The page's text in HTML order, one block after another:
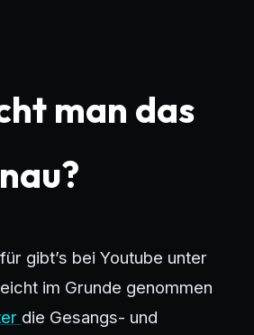
man das
gibt’s bei Youtube unter
im Grunde genommen
die Gesangs- und